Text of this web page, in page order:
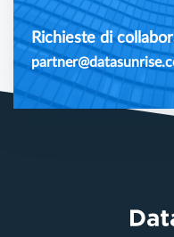
Richieste di